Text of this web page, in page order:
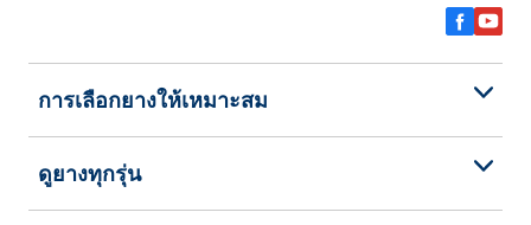
การเลือกยางให้เหมาะสม
ดูยางทุกรุ่น